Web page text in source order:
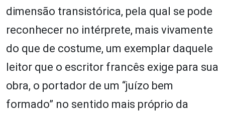
dimensão transistórica, pela qual se pode
reconhecer no intérprete, mais vivamente
do que de costume, um exemplar daquele
leitor que o escritor francês exige para sua
obra, o portador de um “juízo bem
formado” no sentido mais próprio da